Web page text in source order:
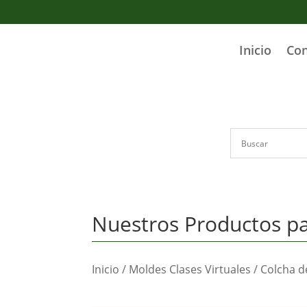
Inicio
Nuestros Productos
Inicio / Moldes Clases Virtuales / Colcha